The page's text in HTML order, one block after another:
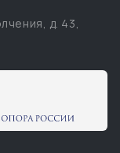
д. 43,